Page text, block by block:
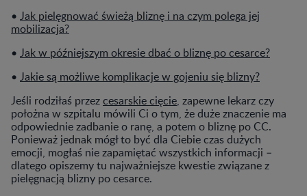
• Jak pielęgnować świeżą bliznę i na czym polega jej
mobilizacja?
• Jak w późniejszym okresie dbać o bliznę po cesarce?
• Jakie są możliwe komplikacje w gojeniu się blizny?
Jeśli rodziłaś przezcesarskie cięcie, zapewne lekarz czy
położna w szpitalu mówili Ci o tym, że duże znaczenie ma
odpowiednie zadbanie o ranę, a potem o bliznę po CC.
Ponieważ jednak mógł to być dla Ciebie czas dużych
emocji, mogłaś nie zapamiętać wszystkich informacji –
dlatego opiszemy tu najważniejsze kwestie związane z
pielęgnacją blizny po cesarce.